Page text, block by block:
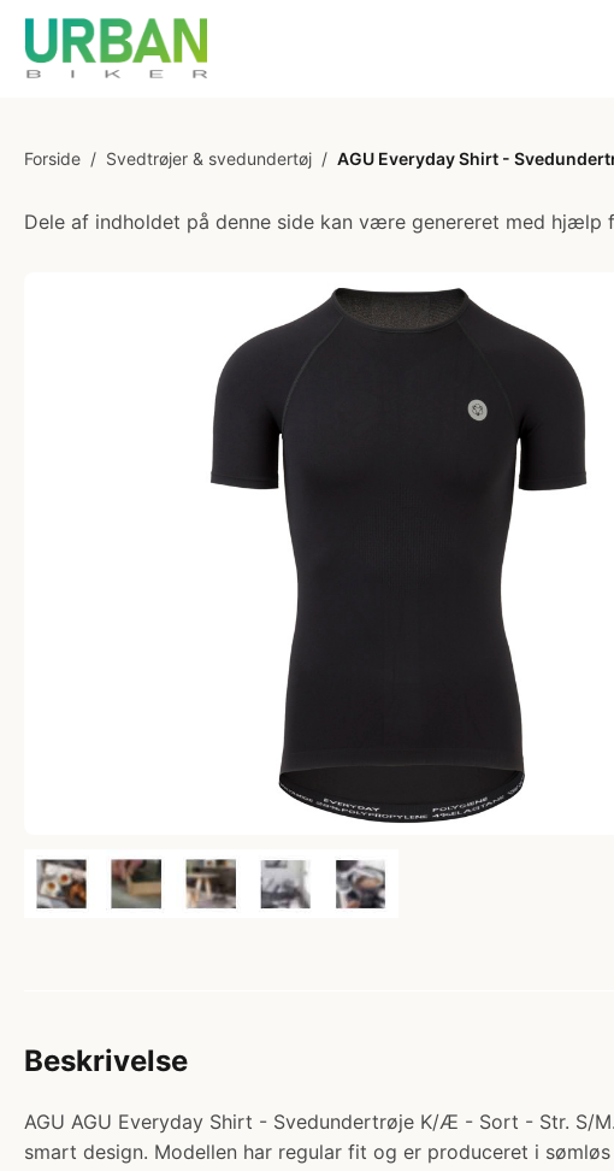
Forside / Svedtrøjer & svedundertøj / AGU Everyday Shirt -
Dele af indholdet på denne side kan være genereret med hjælp
Beskrivelse
AGU AGU Everyday Shirt - Svedundertrøje K/Æ - Sort - Str. S/
smart design. Modellen har regular fit og er produceret i